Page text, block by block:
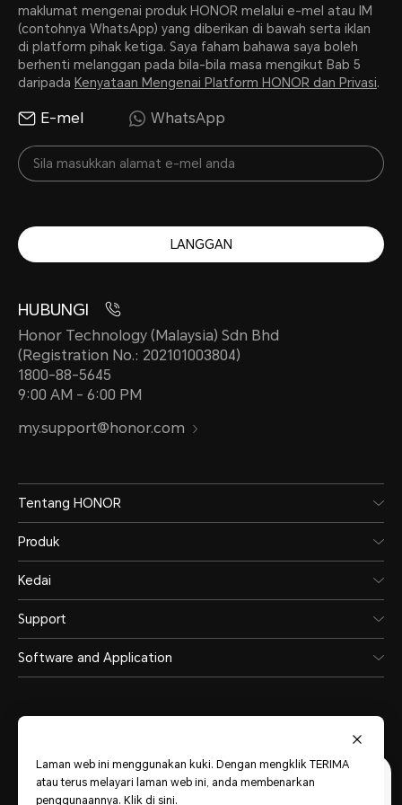
Jenis
Bateri Polimer Li-ion
Pengecasan Berwayar
*Kuasa pengecasan sebenar
Pengecas Standard
senario berlainan secara bijak .
sebenar.
Kalis Air dan Habuk
maklumat mengenai produk HONOR melalui e-mel atau IM
(contohnya WhatsApp) yang diberikan di bawah serta iklan
di platform pihak ketiga. Saya faham bahawa saya boleh
berhenti melanggan pada bila-bila masa mengikut Bab 5
daripada Kenyataan Mengenai Platform HONOR dan Privasi.
E-mel WhatsApp
LANGGAN
HUBUNGI
Honor Technology (Malaysia) Sdn Bhd
(Registration No.: 202101003804)
1800-88-5645
9:00 AM - 6:00 PM
my.support@honor.com
Tentang HONOR
Produk
Kedai
Support
Software and Application
Malaysia (Malay)
Laman web ini menggunakan kuki. Dengan mengklik TERIMA
atau terus melayari laman web ini, anda membenarkan
penggunaannya. Klik di sini.